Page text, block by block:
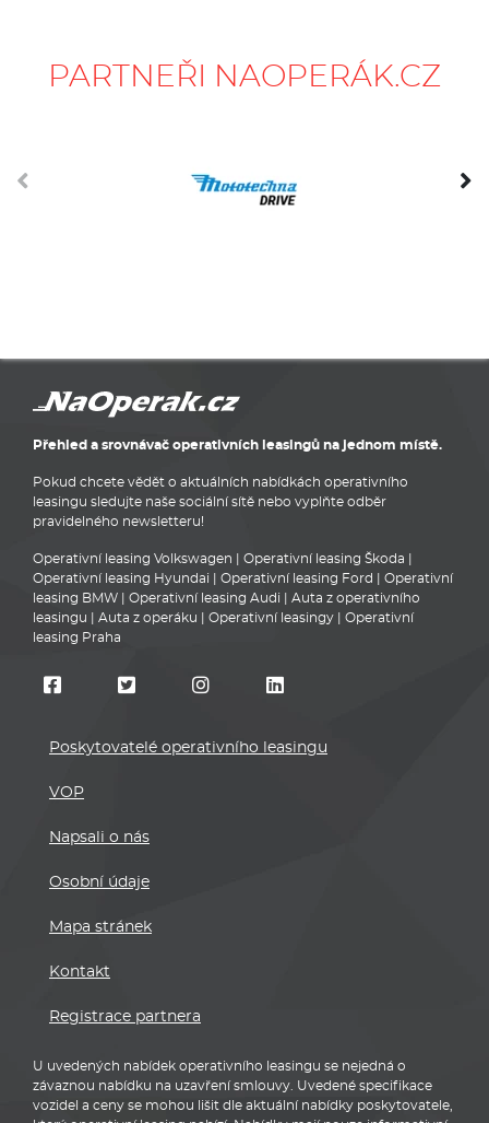
PARTNEŘI NAOPERÁK.CZ
Přehled a srovnávač operativních leasingů na jednom místě.
Pokud chcete vědět o aktuálních nabídkách operativního
leasingu sledujte naše sociální sítě nebo vyplňte odběr
pravidelného newsletteru!
Operativní leasing Volkswagen Operativní leasing Škoda
Operativní leasing Hyundai
Operativní leasing Ford
Operativní
leasing BMW
Operativní leasing Audi
Auta z operativního
leasingu
Auta z operáku Operativní leasingy
Operativní
leasing Praha
Poskytovatelé operativního leasingu
VOP
Napsali o nás
Osobní údaje
Mapa stránek
Kontakt
Registrace partnera
U uvedených nabídek operativního leasingu se nejedná o
závaznou nabídku na uzavření smlouvy. Uvedené specifikace
vozidel a ceny se mohou lišit dle aktuální nabídky poskytovatele,